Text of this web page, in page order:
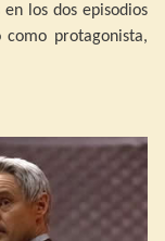
los dos episodios
protagonista,